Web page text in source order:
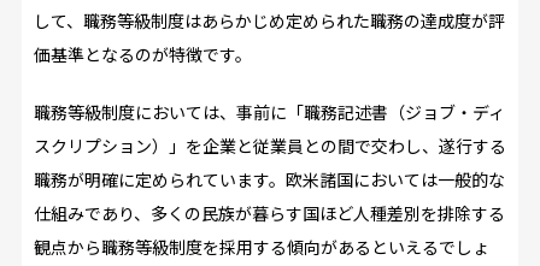
して、職務等級制度はあらかじめ定められた職務の達成度が評
価基準となるのが特徴です。
職務等級制度においては、事前に「職務記述書（ジョブ・ディ
スクリプション）」を企業と従業員との間で交わし、遂行する
職務が明確に定められています。欧米諸国においては一般的な
仕組みであり、多くの民族が暮らす国ほど人種差別を排除する
観点から職務等級制度を採用する傾向があるといえるでしょ